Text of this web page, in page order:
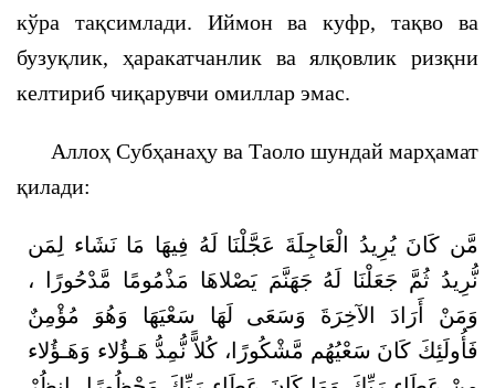
кўра тақсимлади. Иймон ва куфр, тақво ва
бузуқлик, ҳаракатчанлик ва ялқовлик ризқни
келтириб чиқарувчи омиллар эмас.
Аллоҳ Субҳанаҳу ва Таоло шундай марҳамат
қилади:
مَّن كَانَ يُرِيدُ الْعَاجِلَةَ عَجَّلْنَا لَهُ فِيهَا مَا نَشَاء لِمَن
نُّرِيدُ ثُمَّ جَعَلْنَا لَهُ جَهَنَّمَ يَصْلاهَا مَذْمُومًا مَّدْحُورًا ،
وَمَنْ أَرَادَ الآخِرَةَ وَسَعَى لَهَا سَعْيَهَا وَهُوَ مُؤْمِنٌ
فَأُولَئِكَ كَانَ سَعْيُهُم مَّشْكُورًا، كُلاًّ نُّمِدُّ هَـؤُلاء وَهَـؤُلاء